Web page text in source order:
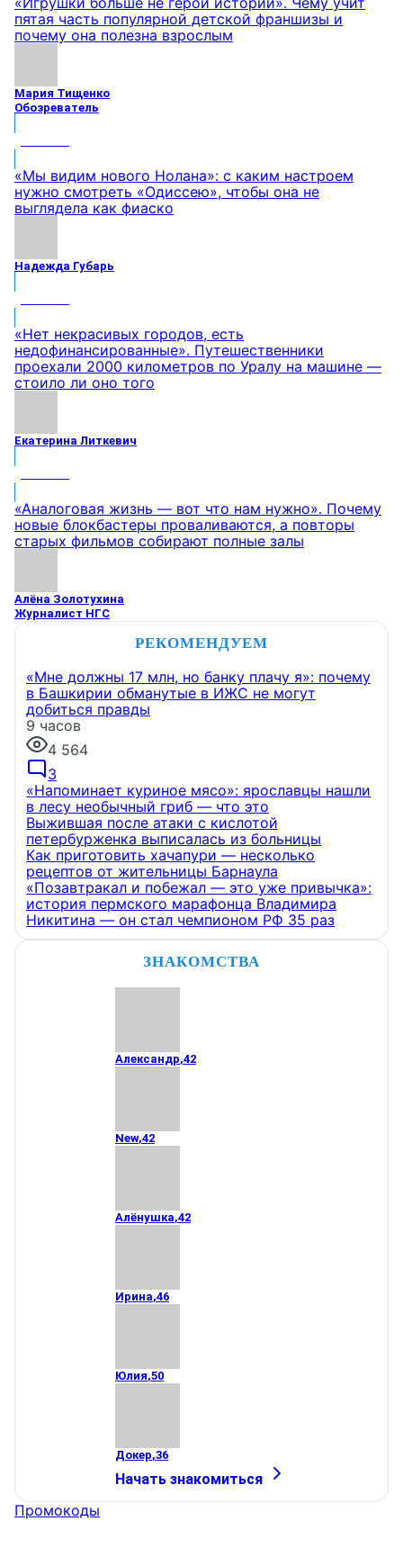
пятая часть популярной детской франшизы и
почему она полезна взрослым
Мария Тищенко
Обозреватель
«Мы видим нового Нолана»: с каким настроем
нужно смотреть «Одиссею», чтобы она не
выглядела как фиаско
Надежда Губарь
«Нет некрасивых городов, есть
недофинансированные». Путешественники
проехали 2000 километров по Уралу на машине —
стоило ли оно того
Екатерина Литкевич
«Аналоговая жизнь — вот что нам нужно». Почему
новые блокбастеры проваливаются, а повторы
старых фильмов собирают полные залы
Алёна Золотухина
Журналист НГС
РЕКОМЕНДУЕМ
«Мне должны 17 млн, но банку плачу я»: почему
в Башкирии обманутые в ИЖС не могут
добиться правды
9 часов
4 564
3
«Напоминает куриное мясо»: ярославцы нашли
в лесу необычный гриб — что это
Выжившая после атаки с кислотой
петербурженка выписалась из больницы
Как приготовить хачапури — несколько
рецептов от жительницы Барнаула
«Позавтракал и побежал — это уже привычка»:
история пермского марафонца Владимира
Никитина — он стал чемпионом РФ 35 раз
ЗНАКОМСТВА
Александр,42
New,42
Алёнушка,42
Ирина,46
Юлия,50
Докер,36
Начать знакомиться
Промокоды